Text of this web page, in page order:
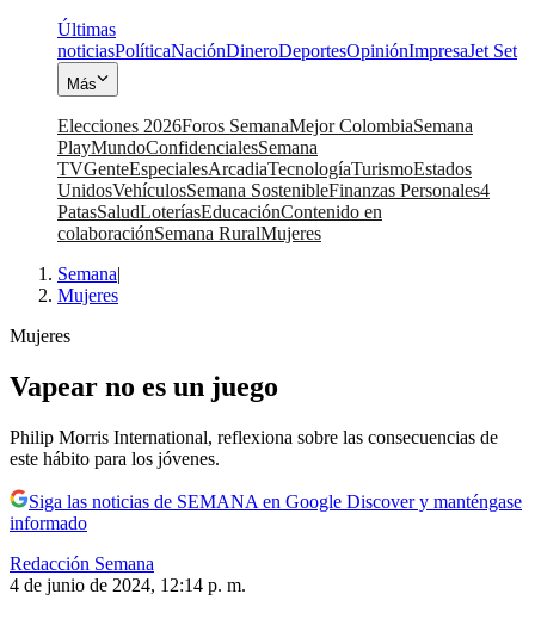
Últimas
noticiasPolíticaNaciónDineroDeportesOpiniónImpresaJet Set
Más
Elecciones 2026Foros SemanaMejor ColombiaSemana
PlayMundoConfidencialesSemana
TVGenteEspecialesArcadiaTecnologíaTurismoEstados
UnidosVehículosSemana SostenibleFinanzas Personales4
PatasSaludLoteríasEducaciónContenido en
colaboraciónSemana RuralMujeres
Semana|
Mujeres
Mujeres
Vapear no es un juego
Philip Morris International, reflexiona sobre las consecuencias de
este hábito para los jóvenes.
Siga las noticias de SEMANA en Google Discover y manténgase
informado
Redacción Semana
4 de junio de 2024, 12:14 p. m.